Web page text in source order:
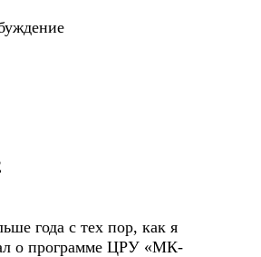
года с тех пор, как я
о программе ЦРУ «МК-